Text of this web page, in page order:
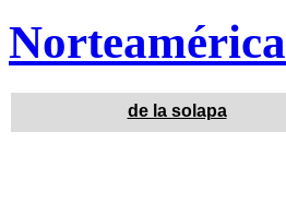
Norteamérica
de la solapa